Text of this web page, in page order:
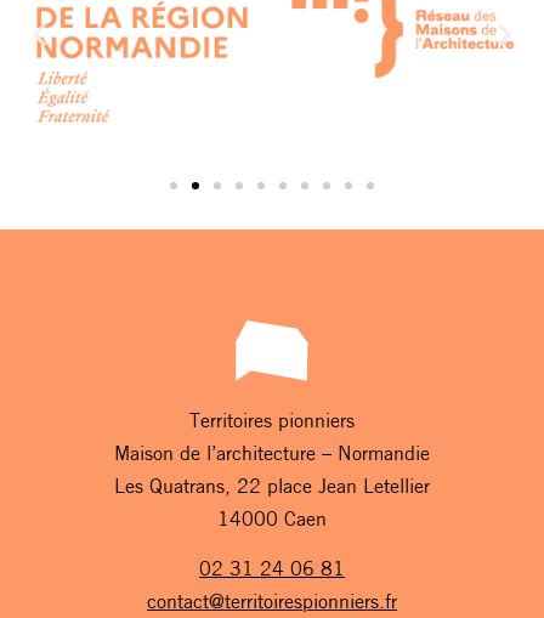
Territoires pionniers
Maison de l’architecture – Normandie
Les Quatrans, 22 place Jean Letellier
14000 Caen
02 31 24 06 81
contact@territoirespionniers.fr